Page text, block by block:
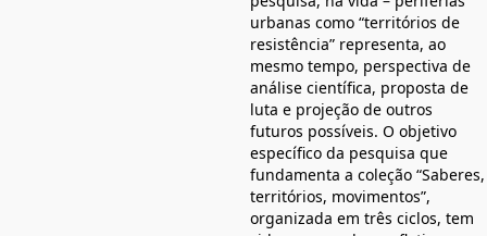
urbanas como “territórios de
resistência” representa, ao
mesmo tempo, perspectiva de
análise científica, proposta de
luta e projeção de outros
futuros possíveis. O objetivo
específico da pesquisa que
fundamenta a coleção “Saberes,
territórios, movimentos”,
organizada em três ciclos, tem